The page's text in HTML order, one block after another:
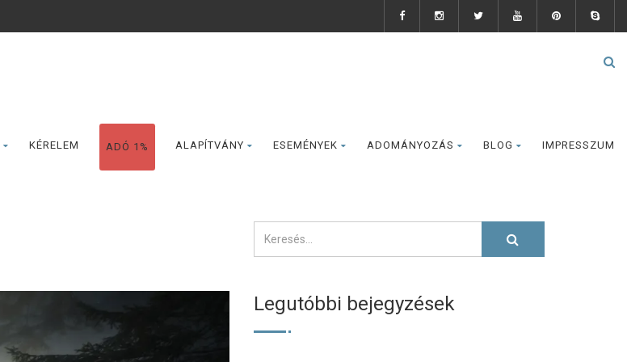
KÉRELEM ADÓ 1% ALAPÍTVÁNY ESEMÉNYEK ADOMÁNYOZÁS BLOG IMPRESSZUM
Legutóbbi bejegyzések